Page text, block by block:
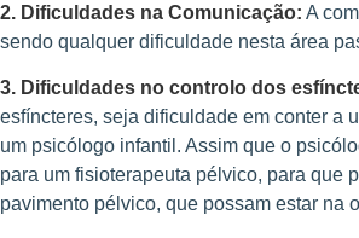
2. Dificuldades na Comunicação: A
sendo qualquer dificuldade nesta área
3. Dificuldades no controlo dos
esfíncteres, seja dificuldade em conter a
um psicólogo infantil. Assim que o
para um fisioterapeuta pélvico, para que
pavimento pélvico, que possam estar na